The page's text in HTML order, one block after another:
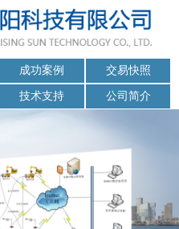
成功案例 交易快照
技术支持 公司简介